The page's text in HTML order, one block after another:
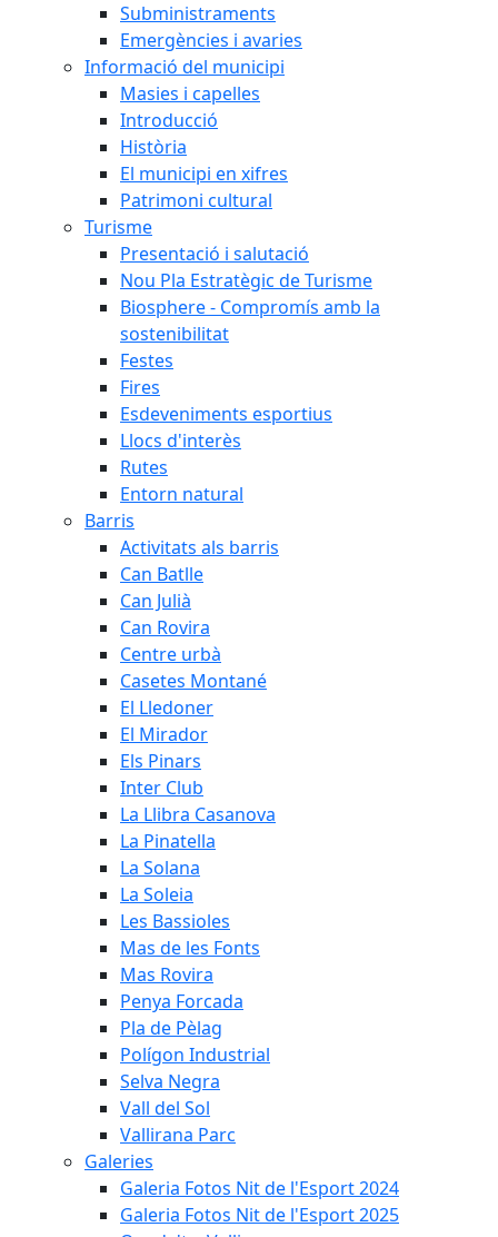
Subministraments
Emergències i avaries
Informació del municipi
Masies i capelles
Introducció
Història
El municipi en xifres
Patrimoni cultural
Turisme
Presentació i salutació
Nou Pla Estratègic de Turisme
Biosphere - Compromís amb la
sostenibilitat
Festes
Fires
Esdeveniments esportius
Llocs d'interès
Rutes
Entorn natural
Barris
Activitats als barris
Can Batlle
Can Julià
Can Rovira
Centre urbà
Casetes Montané
El Lledoner
El Mirador
Els Pinars
Inter Club
La Llibra Casanova
La Pinatella
La Solana
La Soleia
Les Bassioles
Mas de les Fonts
Mas Rovira
Penya Forcada
Pla de Pèlag
Polígon Industrial
Selva Negra
Vall del Sol
Vallirana Parc
Galeries
Galeria Fotos Nit de l'Esport 2024
Galeria Fotos Nit de l'Esport 2025